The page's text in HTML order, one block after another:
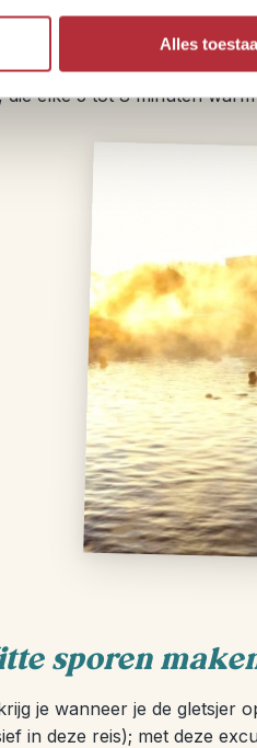
Alles
in de zomer al
alle sneeuw terwijl veel
voor perfecte
elke 5 tot 8 minuten
sporen
je wanneer je de gletsjer
in deze reis); met deze